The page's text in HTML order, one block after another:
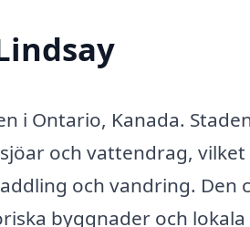
i Ontario, Kanada.
och vattendrag,
och vandring. Den
byggnader och lokala